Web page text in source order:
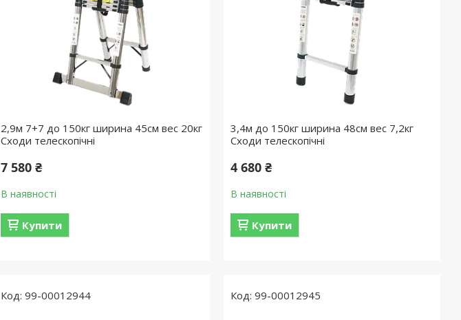
2,9м 7+7 до 150кг ширина 45см вес 20кг
Сходи телескопічні
7 580 ₴
В наявності
Купити
3,4м до 150кг ширина 48см вес 7,2кг
Сходи телескопічні
4 680 ₴
В наявності
Купити
99-00012944 99-00012945